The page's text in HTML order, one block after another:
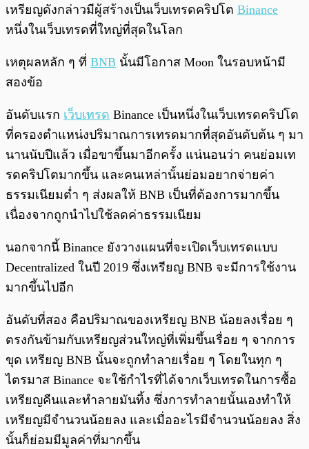
เหรียญดังกล่าวมีผู้สร้างเป็นเว็บเทรดคริปโต Binance
หนึ่งในเว็บเทรดที่ใหญ่ที่สุดในโลก
เหตุผลหลัก ๆ ที่ BNB นั้นมีโอกาส Moon ในรอบหน้ามี
สองข้อ
อันดับแรก เว็บเทรด Binance เป็นหนึ่งในเว็บเทรดคริปโต
ที่ครองตำแหน่งปริมาณการเทรดมากที่สุดอันดับต้น ๆ มา
นานนับปีแล้ว เมื่อขาขึ้นมาอีกครั้ง แน่นอนว่า คนย่อมเท
รดคริปโตมากขึ้น และคนเหล่านั้นย่อมอยากจ่ายค่า
ธรรมเนียมต่ำ ๆ ส่งผลให้ BNB เป็นที่ต้องการมากขึ้น
เนื่องจากถูกนำไปใช้ลดค่าธรรมเนียม
นอกจากนี้ Binance ยังวางแผนที่จะเปิดเว็บเทรดแบบ
Decentralized ในปี 2019 ซึ่งเหรียญ BNB จะมีการใช้งาน
มากขึ้นไปอีก
อันดับที่สอง คือปริมาณของเหรียญ BNB น้อยลงเรื่อย ๆ
ตรงกันข้ามกับเหรียญส่วนใหญ่ที่เพิ่มขึ้นเรื่อย ๆ จากการ
ขุด เหรียญ BNB นั้นจะถูกทำลายเรื่อย ๆ โดยในทุก ๆ
ไตรมาส Binance จะใช้กำไรที่ได้จากเว็บเทรดในการซื้อ
เหรียญคืนและทำลายมันทิ้ง ซึ่งการทำลายนั้นเองทำให้
เหรียญมีจำนวนน้อยลง และเมื่ออะไรมีจำนวนน้อยลง สิ่ง
นั้นก็ย่อมมีมูลค่าที่มากขึ้น